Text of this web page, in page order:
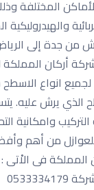
المختلفة
جدة إلى
الاْسطح بالفوم مع
انواع الاسطح
يرش عليه.
التركيب
من أهم
المملكة فى